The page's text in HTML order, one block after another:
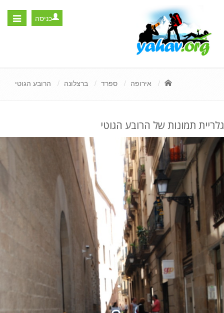
Toggle
כניסה
אירופה ספרד ברצלונה הרובע הגוטי
גלריית תמונות של הרובע הגוטי